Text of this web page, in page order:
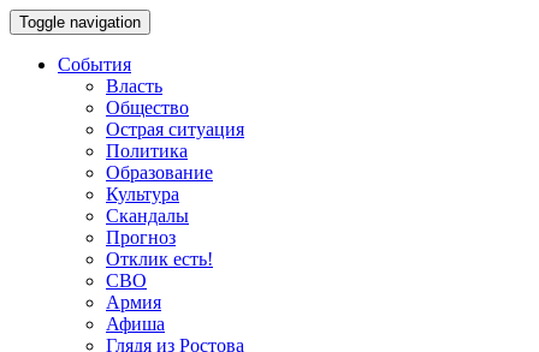
Toggle navigation
События
Власть
Общество
Острая ситуация
Политика
Образование
Культура
Скандалы
Прогноз
Отклик есть!
СВО
Армия
Афиша
Глядя из Ростова